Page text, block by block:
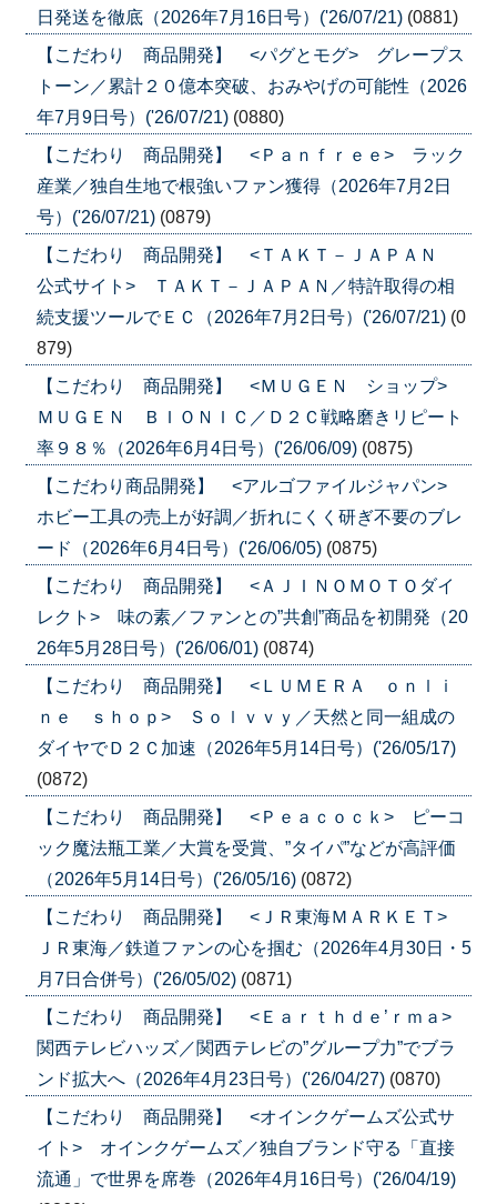
日発送を徹底（2026年7月16日号）('26/07/21) (0881)
【こだわり 商品開発】 <パグとモグ> グレープス
トーン／累計２０億本突破、おみやげの可能性（2026
年7月9日号）('26/07/21) (0880)
【こだわり 商品開発】 <Ｐａｎｆｒｅｅ> ラック
産業／独自生地で根強いファン獲得（2026年7月2日
号）('26/07/21) (0879)
【こだわり 商品開発】 <ＴＡＫＴ－ＪＡＰＡＮ
公式サイト> ＴＡＫＴ－ＪＡＰＡＮ／特許取得の相
続支援ツールでＥＣ（2026年7月2日号）('26/07/21) (0
879)
【こだわり 商品開発】 <ＭＵＧＥＮ ショップ>
ＭＵＧＥＮ ＢＩＯＮＩＣ／Ｄ２Ｃ戦略磨きリピート
率９８％（2026年6月4日号）('26/06/09) (0875)
【こだわり商品開発】 <アルゴファイルジャパン>
ホビー工具の売上が好調／折れにくく研ぎ不要のブレ
ード（2026年6月4日号）('26/06/05) (0875)
【こだわり 商品開発】 <ＡＪＩＮＯＭＯＴＯダイ
レクト> 味の素／ファンとの”共創”商品を初開発（20
26年5月28日号）('26/06/01) (0874)
【こだわり 商品開発】 <ＬＵＭＥＲＡ ｏｎｌｉ
ｎｅ ｓｈｏｐ> Ｓｏｌｖｖｙ／天然と同一組成の
ダイヤでＤ２Ｃ加速（2026年5月14日号）('26/05/17)
(0872)
【こだわり 商品開発】 <Ｐｅａｃｏｃｋ> ピーコ
ック魔法瓶工業／大賞を受賞、”タイパ”などが高評価
（2026年5月14日号）('26/05/16) (0872)
【こだわり 商品開発】 <ＪＲ東海ＭＡＲＫＥＴ>
ＪＲ東海／鉄道ファンの心を掴む（2026年4月30日・5
月7日合併号）('26/05/02) (0871)
【こだわり 商品開発】 <Ｅａｒｔｈｄｅ’ｒｍａ>
関西テレビハッズ／関西テレビの”グループ力”でブラ
ンド拡大へ（2026年4月23日号）('26/04/27) (0870)
【こだわり 商品開発】 <オインクゲームズ公式サ
イト> オインクゲームズ／独自ブランド守る「直接
流通」で世界を席巻（2026年4月16日号）('26/04/19)